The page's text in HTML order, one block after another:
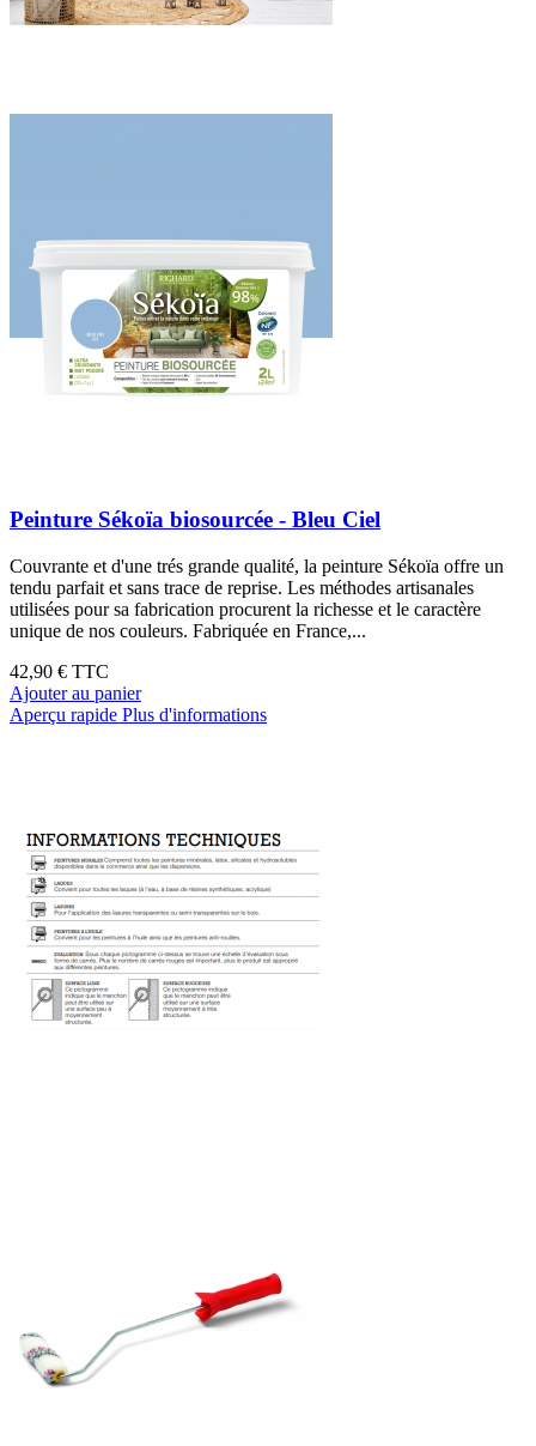
Peinture Sékoïa biosourcée - Bleu Ciel
Couvrante et d'une trés grande qualité, la peinture Sékoïa offre un
tendu parfait et sans trace de reprise. Les méthodes artisanales
utilisées pour sa fabrication procurent la richesse et le caractère
unique de nos couleurs. Fabriquée en France,...
42,90 € TTC
Ajouter au panier
Aperçu rapide Plus d'informations